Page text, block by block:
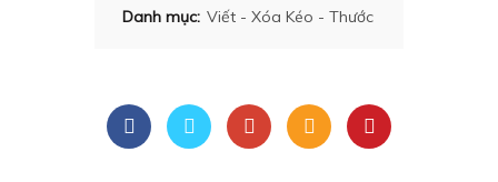
Danh mục: Viết - Xóa Kéo - Thước